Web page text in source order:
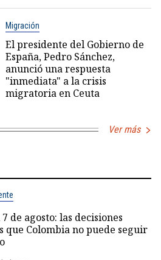
Migración
El presidente del Gobierno de
España, Pedro Sánchez,
anunció una respuesta
"inmediata" a la crisis
migratoria en Ceuta
Ver más
de agosto: las decisiones
que Colombia no puede seguir